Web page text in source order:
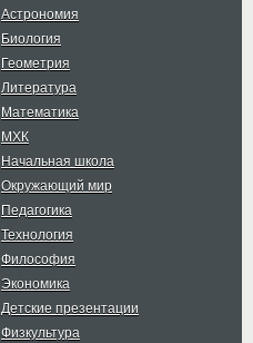
Астрономия
Биология
Геометрия
Литература
Математика
МХК
Начальная школа
Окружающий мир
Педагогика
Технология
Философия
Экономика
Детские презентации
Физкультура